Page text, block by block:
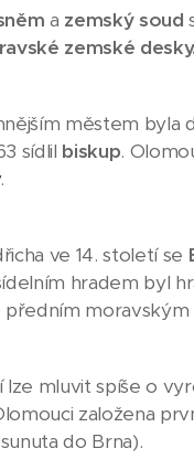
a zemský soud
zemské
městem byla
sídlil biskup.
.
ve 14. století se
hradem byl
předním
lze mluvit spíše o
založena
do Brna).